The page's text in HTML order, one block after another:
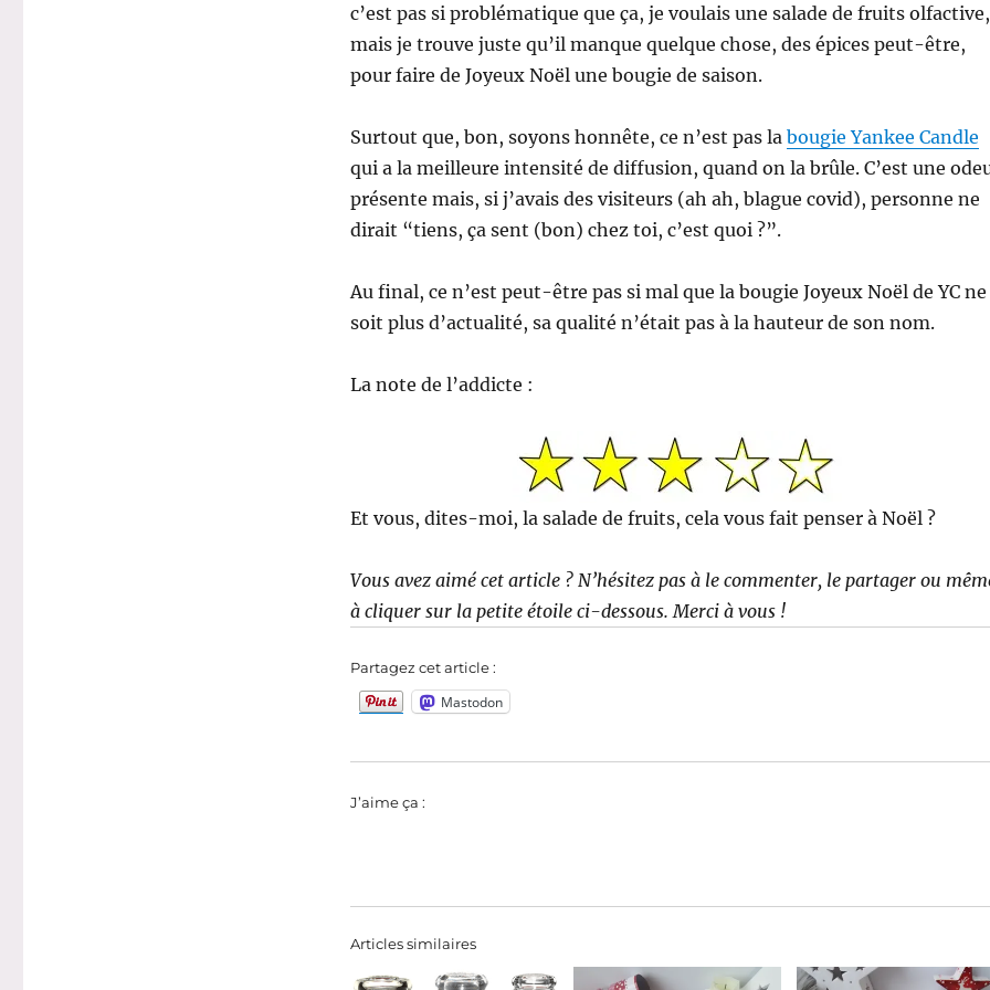
c’est pas si problématique que ça, je voulais une salade de fruits olfactive,
mais je trouve juste qu’il manque quelque chose, des épices peut-être,
pour faire de Joyeux Noël une bougie de saison.
Surtout que, bon, soyons honnête, ce n’est pas la bougie Yankee Candle
qui a la meilleure intensité de diffusion, quand on la brûle. C’est une
présente mais, si j’avais des visiteurs (ah ah, blague covid), personne ne
dirait “tiens, ça sent (bon) chez toi, c’est quoi ?”.
Au final, ce n’est peut-être pas si mal que la bougie Joyeux Noël de YC ne
soit plus d’actualité, sa qualité n’était pas à la hauteur de son nom.
La note de l’addicte :
Et vous, dites-moi, la salade de fruits, cela vous fait penser à Noël ?
Vous avez aimé cet article ? N’hésitez pas à le commenter, le partager ou
à cliquer sur la petite étoile ci-dessous. Merci à vous !
Partagez cet article :
Mastodon
J’aime ça :
Articles similaires